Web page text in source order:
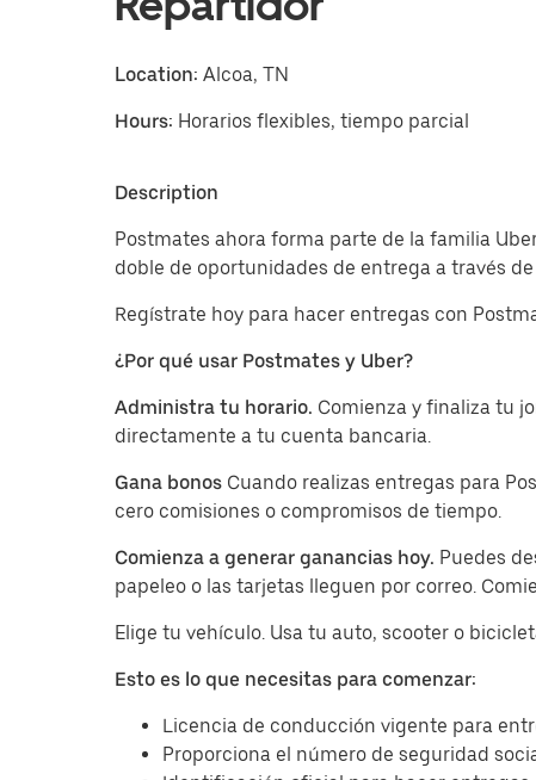
Location: Alcoa, TN
Hours: Horarios flexibles, tiempo parcial
Description
Postmates ahora forma parte de la familia
doble de oportunidades de entrega a través de
Regístrate hoy para hacer entregas con
¿Por qué usar Postmates y Uber?
Administra tu horario. Comienza y finaliza tu
directamente a tu cuenta bancaria.
Gana bonos Cuando realizas entregas para
cero comisiones o compromisos de tiempo.
Comienza a generar ganancias hoy. Puedes
papeleo o las tarjetas lleguen por correo.
Elige tu vehículo. Usa tu auto, scooter o
Esto es lo que necesitas para comenzar:
Licencia de conducción vigente para
Proporciona el número de seguridad